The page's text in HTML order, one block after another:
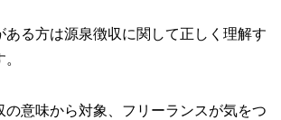
ある方は源泉徴収に関して正しく理解す
の意味から対象、フリーランスが気をつ